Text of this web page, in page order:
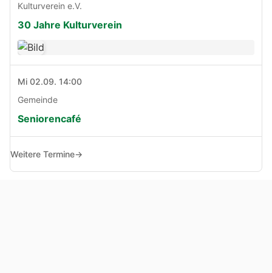
Kulturverein e.V.
30 Jahre Kulturverein
Mi 02.09. 14:00
Gemeinde
Seniorencafé
Weitere Termine→